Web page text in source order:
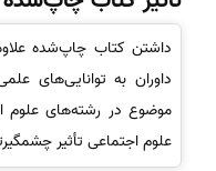
داشتن کتاب چاپ‌شده
داوران به توانایی‌های
موضوع در رشته‌های علوم
علوم اجتماعی تأثیر